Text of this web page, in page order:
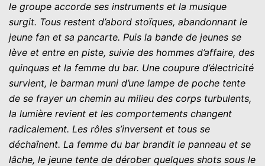
le groupe accorde ses instruments et la musique
surgit. Tous restent d’abord stoïques, abandonnant le
jeune fan et sa pancarte. Puis la bande de jeunes se
lève et entre en piste, suivie des hommes d’affaire, des
quinquas et la femme du bar. Une coupure d’électricité
survient, le barman muni d’une lampe de poche tente
de se frayer un chemin au milieu des corps turbulents,
la lumière revient et les comportements changent
radicalement. Les rôles s’inversent et tous se
déchaînent. La femme du bar brandit le panneau et se
lâche, le jeune tente de dérober quelques shots sous le